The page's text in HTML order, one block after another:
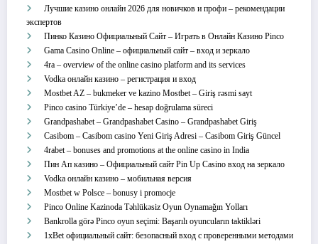
Лучшие казино онлайн 2026 для новичков и профи – рекомендации
экспертов
Пинко Казино Официальный Сайт – Играть в Онлайн Казино Pinco
Gama Casino Online – официальный сайт – вход и зеркало
4ra – overview of the online casino platform and its services
Vodka онлайн казино – регистрация и вход
Mostbet AZ – bukmeker ve kazino Mostbet – Giriş rəsmi sayt
Pinco casino Türkiye’de – hesap doğrulama süreci
Grandpashabet – Grandpashabet Casino – Grandpashabet Giriş
Casibom – Casibom casino Yeni Giriş Adresi – Casibom Giriş Güncel
4rabet – bonuses and promotions at the online casino in India
Пин Ап казино – Официальный сайт Pin Up Casino вход на зеркало
Vodka онлайн казино – мобильная версия
Mostbet w Polsce – bonusy i promocje
Pinco Online Kazinoda Təhlükəsiz Oyun Oynamağın Yolları
Bankrolla görə Pinco oyun seçimi: Başarılı oyuncuların taktikləri
1xBet официальный сайт: безопасный вход с проверенными методами